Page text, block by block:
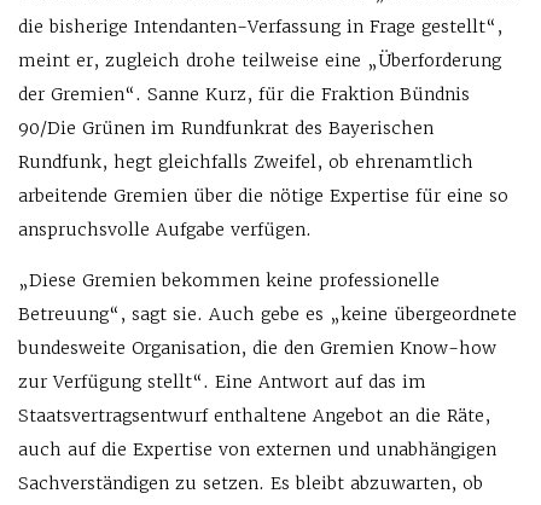
die bisherige Intendanten-Verfassung in Frage gestellt“,
meint er, zugleich drohe teilweise eine „Überforderung
der Gremien“. Sanne Kurz, für die Fraktion Bündnis
90/Die Grünen im Rundfunkrat des Bayerischen
Rundfunk, hegt gleichfalls Zweifel, ob ehrenamtlich
arbeitende Gremien über die nötige Expertise für eine so
anspruchsvolle Aufgabe verfügen.
„Diese Gremien bekommen keine professionelle
Betreuung“, sagt sie. Auch gebe es „keine übergeordnete
bundesweite Organisation, die den Gremien Know-how
zur Verfügung stellt“. Eine Antwort auf das im
Staatsvertragsentwurf enthaltene Angebot an die Räte,
auch auf die Expertise von externen und unabhängigen
Sachverständigen zu setzen. Es bleibt abzuwarten, ob